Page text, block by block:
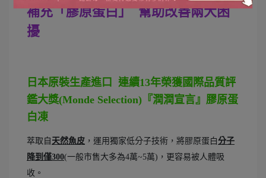
補充「膠原蛋白」 幫助改善兩大困
擾
日本原裝生產進口 連續13年榮獲國際品質評
鑑大獎(Monde Selection)『潤潤宣言』膠原蛋
白凍
萃取自 天然魚皮 ，運用獨家低分子技術，將膠原蛋白分子
降到僅300(一般市售大多為4萬~5萬)，更容易被人體吸
收。